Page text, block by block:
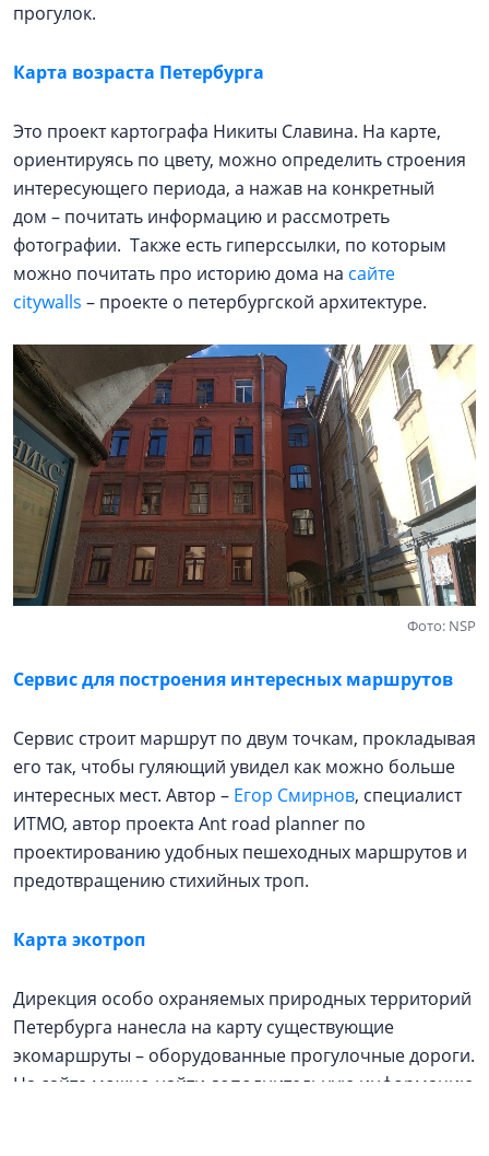
прогулок.
Карта возраста Петербурга
Это проект картографа Никиты Славина. На карте,
ориентируясь по цвету, можно определить строения
интересующего периода, а нажав на конкретный
дом – почитать информацию и рассмотреть
фотографии. Также есть гиперссылки, по которым
можно почитать про историю дома на сайте
citywalls – проекте о петербургской архитектуре.
Фото: NSP
Сервис для построения интересных маршрутов
Сервис строит маршрут по двум точкам, прокладывая
его так, чтобы гуляющий увидел как можно больше
интересных мест. Автор – Егор Смирнов, специалист
ИТМО, автор проекта Ant road planner по
проектированию удобных пешеходных маршрутов и
предотвращению стихийных троп.
Карта экотроп
Дирекция особо охраняемых природных территорий
Петербурга нанесла на карту существующие
экомаршруты – оборудованные прогулочные дороги.
На сайте можно найти дополнительную информацию